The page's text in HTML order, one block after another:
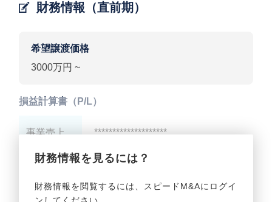
財務情報（直前期）
希望譲渡価格
3000万円 ~
財務情報を見るには？
財務情報を閲覧するには、スピードM&Aにログイ
ンしてください。
損益計算書（P/L）
事業売上 ********************
事業利益 ********************